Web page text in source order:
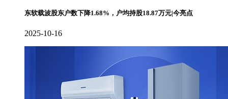
东软载波股东户数下降1.68%，户均持股18.87万元|今亮点
2025-10-16